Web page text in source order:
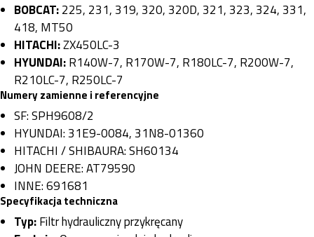
BOBCAT:225, 231, 319, 320, 320D, 321, 323, 324, 331,
418, MT50
HITACHI:ZX450LC-3
HYUNDAI:R140W-7, R170W-7, R180LC-7, R200W-7,
R210LC-7, R250LC-7
Numery zamienne i referencyjne
SF: SPH9608/2
HYUNDAI: 31E9-0084, 31N8-01360
HITACHI / SHIBAURA: SH60134
JOHN DEERE: AT79590
INNE: 691681
Specyfikacja techniczna
Typ:Filtr hydrauliczny przykręcany